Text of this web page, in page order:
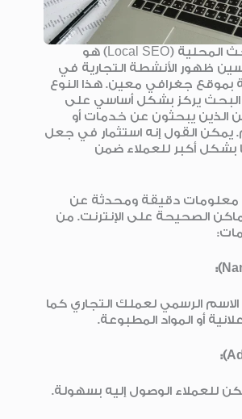
تحسين محركات البحث المحلية (Local SEO) هو
ظهور الأنشطة التجارية في
بموقع جغرافي معين. هذا النوع
يركز بشكل أساسي على
الذين يبحثون عن خدمات أو
القول إنه استثمار في جعل
بشكل أكبر للعملاء ضمن
معلومات دقيقة ومحدثة عن
الصحيحة على الإنترنت. من
الرسمي لعملك التجاري كما
أو المواد المطبوعة.
للعملاء الوصول إليه بسهولة.